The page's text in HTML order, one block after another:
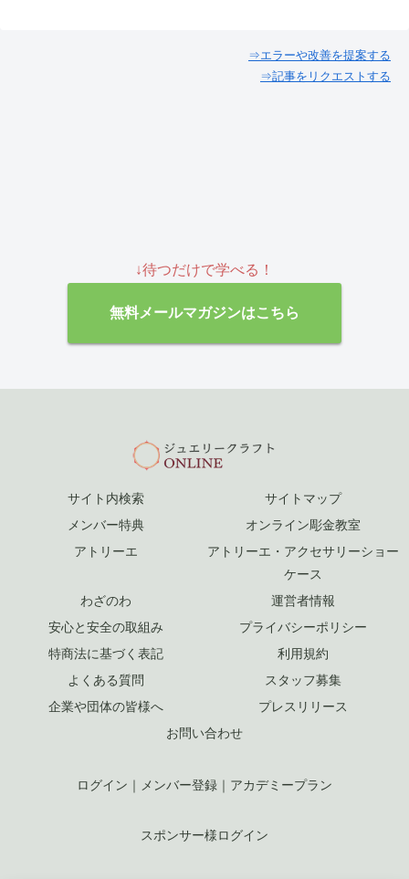
⇒エラーや改善を提案する
⇒記事をリクエストする
↓待つだけで学べる！
無料メールマガジンはこちら
サイト内検索
サイトマップ
メンバー特典
オンライン彫金教室
アトリーエ
アトリーエ・アクセサリーショー
ケース
わざのわ
運営者情報
安心と安全の取組み
プライバシーポリシー
特商法に基づく表記
利用規約
よくある質問
スタッフ募集
企業や団体の皆様へ
プレスリリース
お問い合わせ
ログイン ｜ メンバー登録 ｜ アカデミープラン
スポンサー様ログイン